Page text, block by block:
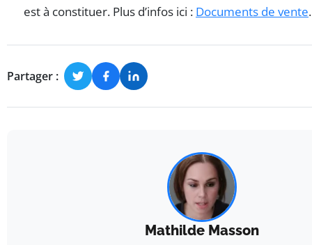
est à constituer. Plus d’infos ici : Documents de vente.
Partager :
Mathilde Masson